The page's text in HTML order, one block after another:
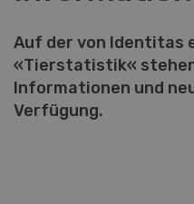
Auf der von
«Tierstatistik«
Informationen und
Verfügung.